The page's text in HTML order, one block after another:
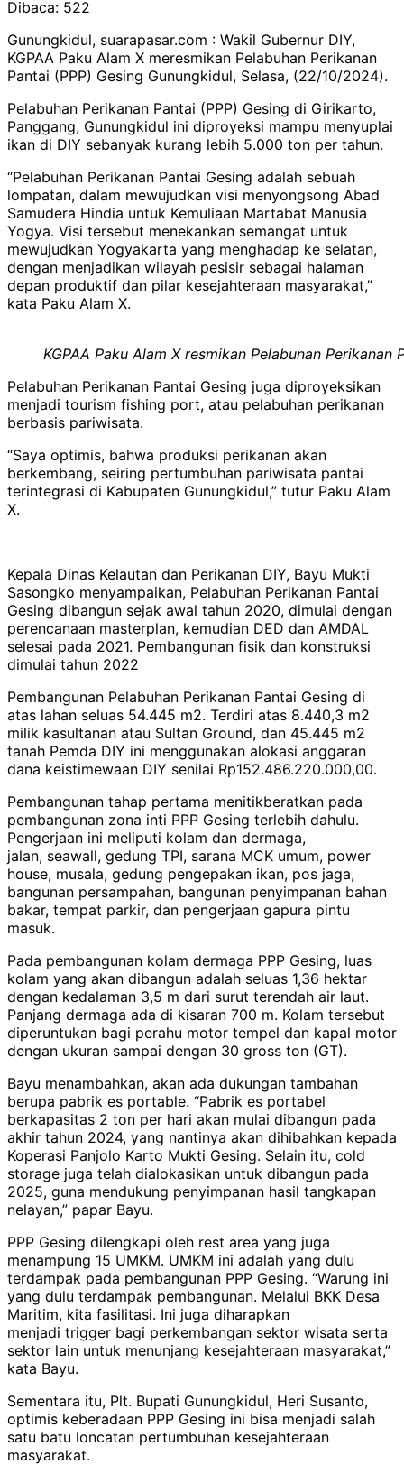
Dibaca: 522
Gunungkidul, suarapasar.com : Wakil Gubernur DIY,
KGPAA Paku Alam X meresmikan Pelabuhan Perikanan
Pantai (PPP) Gesing Gunungkidul, Selasa, (22/10/2024).
Pelabuhan Perikanan Pantai (PPP) Gesing di Girikarto,
Panggang, Gunungkidul ini diproyeksi mampu menyuplai
ikan di DIY sebanyak kurang lebih 5.000 ton per tahun.
“Pelabuhan Perikanan Pantai Gesing adalah sebuah
lompatan, dalam mewujudkan visi menyongsong Abad
Samudera Hindia untuk Kemuliaan Martabat Manusia
Yogya. Visi tersebut menekankan semangat untuk
mewujudkan Yogyakarta yang menghadap ke selatan,
dengan menjadikan wilayah pesisir sebagai halaman
depan produktif dan pilar kesejahteraan masyarakat,”
kata Paku Alam X.
KGPAA Paku Alam X resmikan Pelabunan
Pelabuhan Perikanan Pantai Gesing juga diproyeksikan
menjadi tourism fishing port, atau pelabuhan perikanan
berbasis pariwisata.
“Saya optimis, bahwa produksi perikanan akan
berkembang, seiring pertumbuhan pariwisata pantai
terintegrasi di Kabupaten Gunungkidul,” tutur Paku Alam
X.
Kepala Dinas Kelautan dan Perikanan DIY, Bayu Mukti
Sasongko menyampaikan, Pelabuhan Perikanan Pantai
Gesing dibangun sejak awal tahun 2020, dimulai dengan
perencanaan masterplan, kemudian DED dan AMDAL
selesai pada 2021. Pembangunan fisik dan konstruksi
dimulai tahun 2022
Pembangunan Pelabuhan Perikanan Pantai Gesing di
atas lahan seluas 54.445 m2. Terdiri atas 8.440,3 m2
milik kasultanan atau Sultan Ground, dan 45.445 m2
tanah Pemda DIY ini menggunakan alokasi anggaran
dana keistimewaan DIY senilai Rp152.486.220.000,00.
Pembangunan tahap pertama menitikberatkan pada
pembangunan zona inti PPP Gesing terlebih dahulu.
Pengerjaan ini meliputi kolam dan dermaga,
jalan, seawall, gedung TPI, sarana MCK umum, power
house, musala, gedung pengepakan ikan, pos jaga,
bangunan persampahan, bangunan penyimpanan bahan
bakar, tempat parkir, dan pengerjaan gapura pintu
masuk.
Pada pembangunan kolam dermaga PPP Gesing, luas
kolam yang akan dibangun adalah seluas 1,36 hektar
dengan kedalaman 3,5 m dari surut terendah air laut.
Panjang dermaga ada di kisaran 700 m. Kolam tersebut
diperuntukan bagi perahu motor tempel dan kapal motor
dengan ukuran sampai dengan 30 gross ton (GT).
Bayu menambahkan, akan ada dukungan tambahan
berupa pabrik es portable. “Pabrik es portabel
berkapasitas 2 ton per hari akan mulai dibangun pada
akhir tahun 2024, yang nantinya akan dihibahkan kepada
Koperasi Panjolo Karto Mukti Gesing. Selain itu, cold
storage juga telah dialokasikan untuk dibangun pada
2025, guna mendukung penyimpanan hasil tangkapan
nelayan,” papar Bayu.
PPP Gesing dilengkapi oleh rest area yang juga
menampung 15 UMKM. UMKM ini adalah yang dulu
terdampak pada pembangunan PPP Gesing. “Warung ini
yang dulu terdampak pembangunan. Melalui BKK Desa
Maritim, kita fasilitasi. Ini juga diharapkan
menjadi trigger bagi perkembangan sektor wisata serta
sektor lain untuk menunjang kesejahteraan masyarakat,”
kata Bayu.
Sementara itu, Plt. Bupati Gunungkidul, Heri Susanto,
optimis keberadaan PPP Gesing ini bisa menjadi salah
satu batu loncatan pertumbuhan kesejahteraan
masyarakat.